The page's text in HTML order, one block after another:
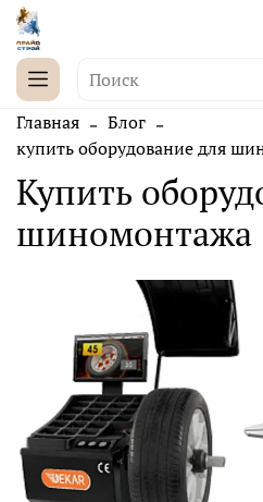
Главная
Блог
купить оборудование для
купить оборудование для
шиномонтажа